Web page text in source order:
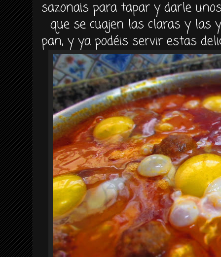
sazonais para tapar y darle
que se cuajen las claras y las
pan, y ya podéis servir estas